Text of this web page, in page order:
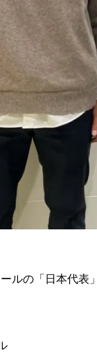
ルの「日本代表